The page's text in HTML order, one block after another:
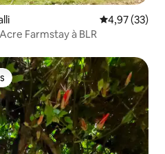
Évaluation
4,97 (33)
Farmstay à BLR
plus appréciés